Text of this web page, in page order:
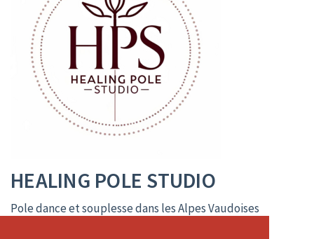
HEALING POLE STUDIO
Pole dance et souplesse dans les Alpes Vaudoises